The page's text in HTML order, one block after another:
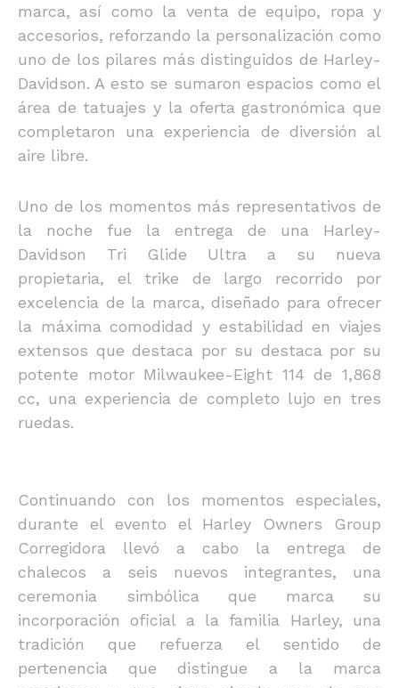
marca, así como la venta de equipo, ropa y
accesorios, reforzando la personalización como
uno de los pilares más distinguidos de Harley-
Davidson. A esto se sumaron espacios como el
área de tatuajes y la oferta gastronómica que
completaron una experiencia de diversión al
aire libre.
Uno de los momentos más representativos de
la noche fue la entrega de una Harley-
Davidson Tri Glide Ultra a su nueva
propietaria, el trike de largo recorrido por
excelencia de la marca, diseñado para ofrecer
la máxima comodidad y estabilidad en viajes
extensos que destaca por su destaca por su
potente motor Milwaukee-Eight 114 de 1,868
cc, una experiencia de completo lujo en tres
ruedas.
Continuando con los momentos especiales,
durante el evento el Harley Owners Group
Corregidora llevó a cabo la entrega de
chalecos a seis nuevos integrantes, una
ceremonia simbólica que marca su
incorporación oficial a la familia Harley, una
tradición que refuerza el sentido de
pertenencia que distingue a la marca